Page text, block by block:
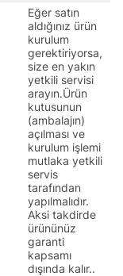
Eğer satın
aldığınız ürün
kurulum
gerektiriyorsa,
size en yakın
yetkili servisi
arayın.Ürün
kutusunun
(ambalajın)
açılması ve
kurulum işlemi
mutlaka yetkili
servis
tarafından
yapılmalıdır.
Aksi takdirde
ürününüz
garanti
kapsamı
dışında kalır..